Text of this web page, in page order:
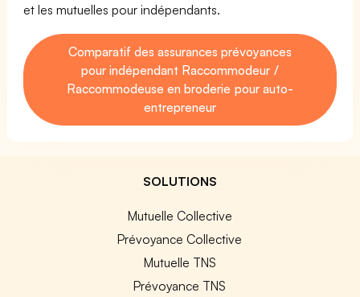
et les mutuelles pour indépendants.
Comparatif des assurances prévoyances
pour indépendant Raccommodeur /
Raccommodeuse en broderie pour auto-
entrepreneur
SOLUTIONS
Mutuelle Collective
Prévoyance Collective
Mutuelle TNS
Prévoyance TNS